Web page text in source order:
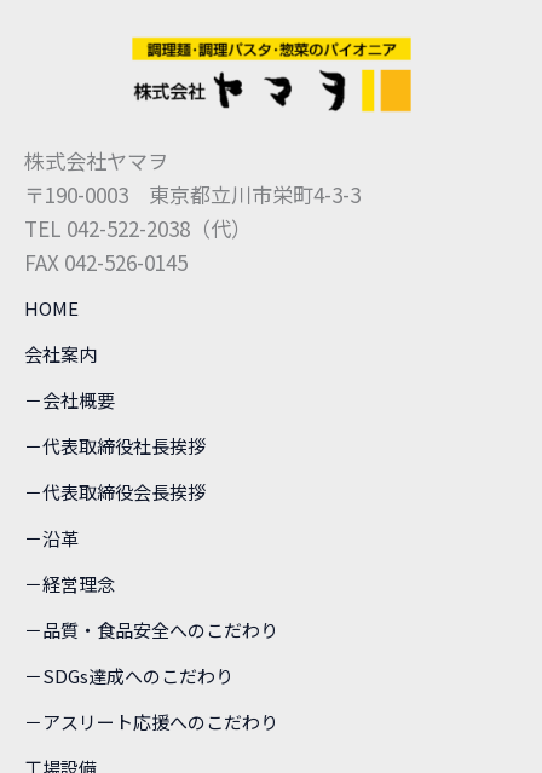
株式会社ヤマヲ
〒190-0003 東京都立川市栄町4-3-3
TEL 042-522-2038（代）
FAX 042-526-0145
HOME
会社案内
－会社概要
－代表取締役社長挨拶
－代表取締役会長挨拶
－沿革
－経営理念
－品質・食品安全へのこだわり
－SDGs達成へのこだわり
－アスリート応援へのこだわり